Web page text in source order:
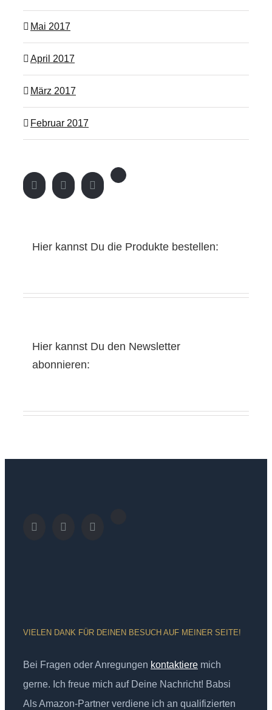
Mai 2017
April 2017
März 2017
Februar 2017
Hier kannst Du die Produkte bestellen:
Hier kannst Du den Newsletter
abonnieren:
VIELEN DANK FÜR DEINEN BESUCH AUF MEINER SEITE!
Bei Fragen oder Anregungen kontaktiere mich
gerne. Ich freue mich auf Deine Nachricht! Babsi
Als Amazon-Partner verdiene ich an qualifizierten